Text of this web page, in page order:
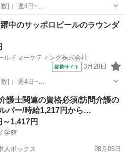
12:00~18:00 月/火/水/木/金 な
・最寄駅]： 高知県香美市...
中のサッポロビールのラウンダ
ルドマーケティング株式会社
提携サイト 3月28日
12:00~18:00 月/火/水/木/金 な
・最寄駅]： 高知県高知市...
護士関連の資格必須/訪問介護の
パー/時給1,217円から…
～1,417円
学館
人ボックス
08月05日